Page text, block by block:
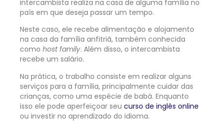
intercambista realiza na casa de alguma família no
país em que deseja passar um tempo.
Neste caso, ele recebe alimentação e alojamento
na casa da família anfitriã, também conhecida
como host family. Além disso, o intercambista
recebe um salário.
Na prática, o trabalho consiste em realizar alguns
serviços para a família, principalmente cuidar das
crianças, como uma espécie de babá. Enquanto
isso ele pode aperfeiçoar seu curso de inglês online
ou investir no aprendizado do idioma.